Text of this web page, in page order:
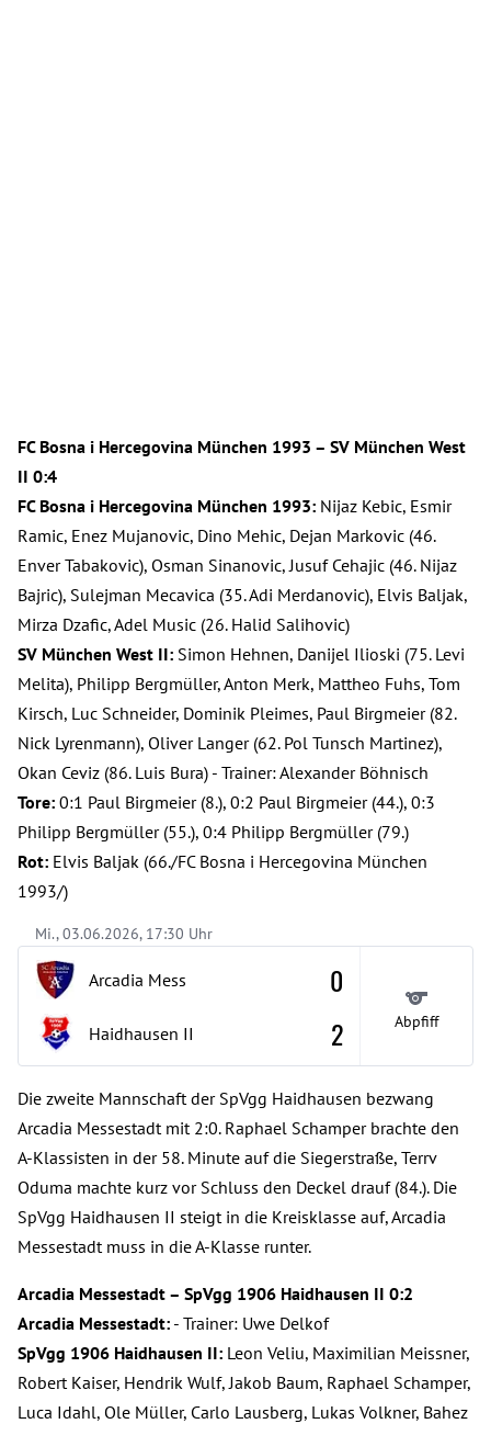
FC Bosna i Hercegovina München 1993 – SV München West
II 0:4
FC Bosna i Hercegovina München 1993: Nijaz Kebic, Esmir
Ramic, Enez Mujanovic, Dino Mehic, Dejan Markovic (46.
Enver Tabakovic), Osman Sinanovic, Jusuf Cehajic (46. Nijaz
Bajric), Sulejman Mecavica (35. Adi Merdanovic), Elvis Baljak,
Mirza Dzafic, Adel Music (26. Halid Salihovic)
SV München West II: Simon Hehnen, Danijel Ilioski (75. Levi
Melita), Philipp Bergmüller, Anton Merk, Mattheo Fuhs, Tom
Kirsch, Luc Schneider, Dominik Pleimes, Paul Birgmeier (82.
Nick Lyrenmann), Oliver Langer (62. Pol Tunsch Martinez),
Okan Ceviz (86. Luis Bura) - Trainer: Alexander Böhnisch
Tore: 0:1 Paul Birgmeier (8.), 0:2 Paul Birgmeier (44.), 0:3
Philipp Bergmüller (55.), 0:4 Philipp Bergmüller (79.)
Rot: Elvis Baljak (66./FC Bosna i Hercegovina München
1993/)
Mi., 03.06.2026, 17:30 Uhr
Arcadia Mess
Haidhausen II
0
2
Abpfiff
Die zweite Mannschaft der SpVgg Haidhausen bezwang
Arcadia Messestadt mit 2:0. Raphael Schamper brachte den
A-Klassisten in der 58. Minute auf die Siegerstraße, Terrv
Oduma machte kurz vor Schluss den Deckel drauf (84.). Die
SpVgg Haidhausen II steigt in die Kreisklasse auf, Arcadia
Messestadt muss in die A-Klasse runter.
Arcadia Messestadt – SpVgg 1906 Haidhausen II 0:2
Arcadia Messestadt: - Trainer: Uwe Delkof
SpVgg 1906 Haidhausen II: Leon Veliu, Maximilian Meissner,
Robert Kaiser, Hendrik Wulf, Jakob Baum, Raphael Schamper,
Luca Idahl, Ole Müller, Carlo Lausberg, Lukas Volkner, Bahez